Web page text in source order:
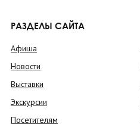
РАЗДЕЛЫ САЙТА
Афиша
Новости
Выставки
Экскурсии
Посетителям